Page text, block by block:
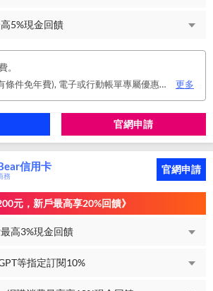
5%現金回饋
。
次年年費：3000元(有條件免年費), 電子或行動帳單專屬優惠： 申請信用卡電子或行動對帳單且取消實體帳單，於電子/行動帳單申請期間，正、附卡皆享免年費之優惠。 年度消費減免辦法： 第2年起，以收取年費當年前12個月累計消費滿NT$150,000或不限金額消費12次，即免收次年年費。 年費：正卡NT$3,000、附卡NT$1,500，附卡6張(含)以內免年費。
更多
官網申請
信用卡
務
官網申請
元，新戶最高享20%回饋》
高3%現金回饋
等指定訂閱10%